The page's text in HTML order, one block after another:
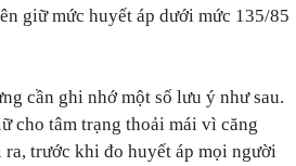
giữ mức huyết áp dưới mức 135/85
cần ghi nhớ một số lưu ý như sau.
cho tâm trạng thoải mái vì căng
trước khi đo huyết áp mọi người